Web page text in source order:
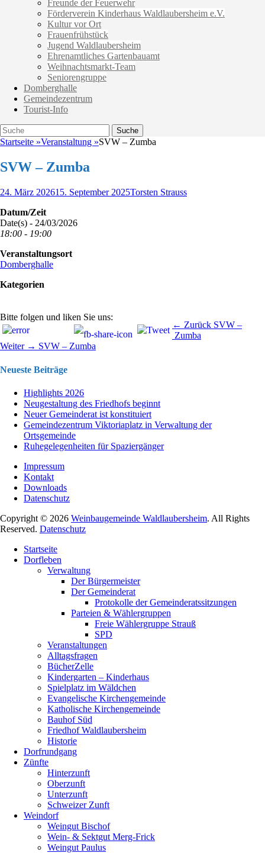
Freunde der Feuerwehr
Förderverein Kinderhaus Waldlaubersheim e.V.
Kultur vor Ort
Frauenfrühstück
Jugend Waldlaubersheim
Ehrenamtliches Gartenbauamt
Weihnachtsmarkt-Team
Seniorengruppe
Domberghalle
Gemeindezentrum
Tourist-Info
Suche
Suche
nach:
Startseite »Veranstaltung »SVW – Zumba
SVW – Zumba
Veröffentlicht
24. März 202615. September 2025Autor
Torsten Strauss
Datum/Zeit
Date(s) - 24/03/2026
18:00 - 19:00
Veranstaltungsort
Domberghalle
Kategorien
Bitte folgen und liken Sie uns:
Beitragsnavigation ← Zurück SVW –
Zumba
Weiter → Nächster
SVW – Zumba
Neueste Beiträge
Highlights 2026
Neugestaltung des Friedhofs beginnt
Neuer Gemeinderat ist konstituiert
Gemeindezentrum Viktoriaplatz in Verwaltung der
Ortsgemeinde
Ruhegelegenheiten für Spaziergänger
Impressum
Kontakt
Downloads
Datenschutz
Copyright © 2026 Weinbaugemeinde Waldlaubersheim. All Rights
Reserved. Datenschutz
oben
scrollen
Startseite
Dorfleben
Verwaltung
Der Bürgermeister
Der Gemeinderat
Protokolle der Gemeinderatssitzungen
Parteien & Wählergruppen
Freie Wählergruppe Strauß
SPD
Veranstaltungen
Alltagsfragen
BücherZelle
Kindergarten – Kinderhaus
Spielplatz im Wäldchen
Evangelische Kirchengemeinde
Katholische Kirchengemeinde
Bauhof Süd
Friedhof Waldlaubersheim
Historie
Dorfrundgang
Zünfte
Hinterzunft
Oberzunft
Unterzunft
Schweizer Zunft
Weindorf
Weingut Bischof
Wein- & Sektgut Merg-Frick
Weingut Paulus